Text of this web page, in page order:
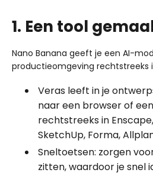
1. Een tool
Nano Banana geeft je een AI-
productieomgeving rechtstreeks
Veras leeft in je
naar een browser of
rechtstreeks in
SketchUp, Forma,
Sneltoetsen: zorgen
zitten, waardoor je snel